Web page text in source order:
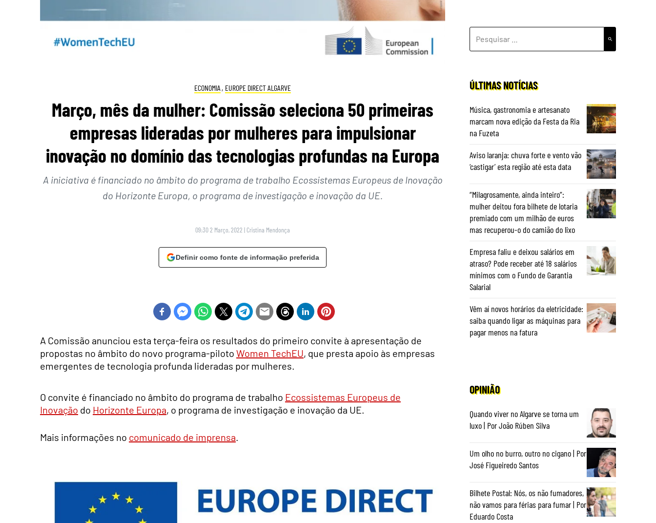
ECONOMIA , EUROPE DIRECT ALGARVE
Março, mês da mulher: Comissão seleciona 50 primeiras
empresas lideradas por mulheres para impulsionar
inovação no domínio das tecnologias profundas na Europa
A iniciativa é financiado no âmbito do programa de trabalho Ecossistemas Europeus de Inovação
do Horizonte Europa, o programa de investigação e inovação da UE.
09:30 2 Março, 2022 | Cristina Mendonça
Definir como fonte de informação preferida
A Comissão anunciou esta terça-feira os resultados do primeiro convite à apresentação de
propostas no âmbito do novo programa-piloto Women TechEU, que presta apoio às empresas
emergentes de tecnologia profunda lideradas por mulheres.
O convite é financiado no âmbito do programa de trabalho Ecossistemas Europeus de
Inovação do Horizonte Europa, o programa de investigação e inovação da UE.
Mais informações no comunicado de imprensa.
POR:
ÚLTIMAS NOTÍCIAS
Música, gastronomia e artesanato
marcam nova edição da Festa da Ria
na Fuzeta
Aviso laranja: chuva forte e vento vão
‘castigar’ esta região até esta data
“Milagrosamente, ainda inteiro”:
mulher deitou fora bilhete de lotaria
premiado com um milhão de euros
mas recuperou-o do camião do lixo
Empresa faliu e deixou salários em
atraso? Pode receber até 18 salários
mínimos com o Fundo de Garantia
Salarial
Vêm aí novos horários da eletricidade:
saiba quando ligar as máquinas para
pagar menos na fatura
OPINIÃO
Quando viver no Algarve se torna um
luxo | Por João Rúben Silva
Um olho no burro, outro no cigano | Por
José Figueiredo Santos
Bilhete Postal: Nós, os não fumadores,
não vamos para férias para fumar | Por
Eduardo Costa